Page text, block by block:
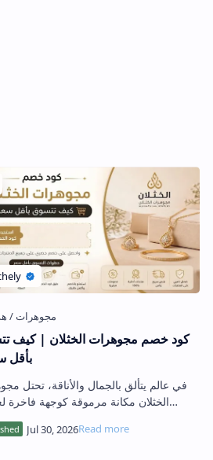
كود خصم مجوهرات الخثلان | كيف
بأقل
في عالم يتألق بالجمال والأناقة، تحتل
الخثلان مكانة مرموقة كوجهة فاخرة
المجوهرات الراقية والألماس. تشتهر دار
بتقديم تشكيلة استثن…